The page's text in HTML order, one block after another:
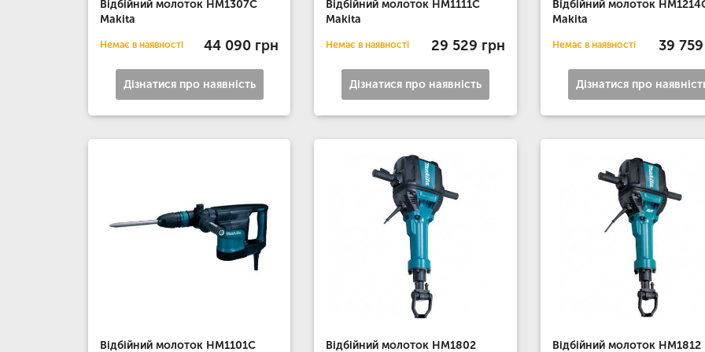
Відбійний молоток HM1307C
Makita
Немає в наявності 44 090 грн
Дізнатися про наявність
Відбійний молоток HM1111C
Makita
Немає в наявності 29 529 грн
Дізнатися про наявність
Відбійний молоток
Makita
Немає в наявності 39
Дізнатися про
Відбійний молоток HM1101C Відбійний молоток HM1802 Відбійний молоток HM1812